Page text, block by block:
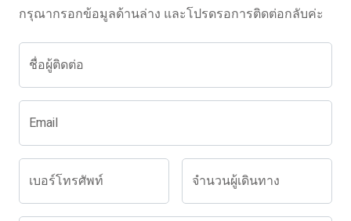
กรุณากรอกข้อมูลด้านล่าง และโปรดรอการติดต่อกลับค่ะ
ชื่อผู้ติดต่อ
Email
เบอร์โทรศัพท์ จำนวนผู้เดินทาง